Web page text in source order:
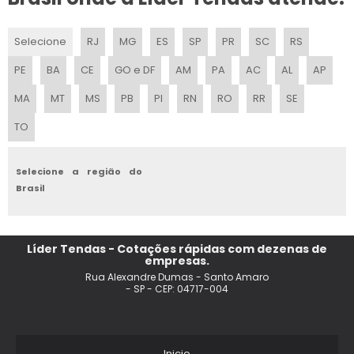
ALUGUEL DE FRIGOBAR EM SP
MESA PICNIC FESTA
EMPRESA ORGANIZADORA DE EVENTOS
LOCACAO DE PALCO PARA EVENTOS SP
ALUGUEL DE PAINEL DE LED EM SP
ALUGUEL DE PALCO PARA EVENTOS PRECO
Selecione RJ MG ES SP PR SC
RS
PE
BA CE GO e DF AM PA AC AL
AP
MA
MT MS PB PI RN RO RR
SE
TO
Selecione a região do
Brasil
Líder Tendas - Cotações rápidas com dezenas de
empresas.
Rua Alexandre Dumas - Santo Amaro
- SP - CEP: 04717-004